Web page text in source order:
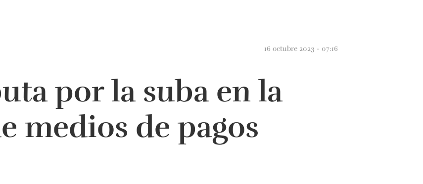
16 octubre 2023 - 07:16
por la suba en la
medios de pagos